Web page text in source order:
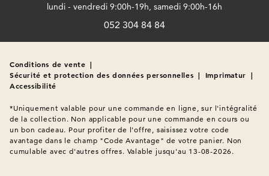
lundi - vendredi 9:00h-19h, samedi 9:00h-16h
052 304 84 84
Conditions de vente |
Sécurité et protection des données personnelles | Imprimatur |
Accessibilité
*Uniquement valable pour une commande en ligne, sur l'intégralité
de la collection. Non applicable pour une commande en cours ou
un bon cadeau. Pour profiter de l'offre, saisissez votre code
avantage dans le champ "Code Avantage" de votre panier. Non
cumulable avec d'autres offres. Valable jusqu'au 13-08-2026.